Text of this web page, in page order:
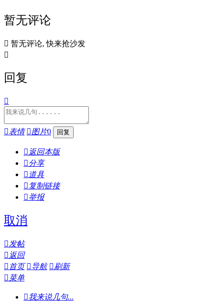
暂无评论
 暂无评论, 快来抢沙发

回复

表情 图片0
 返回本版
分享
 道具
 复制链接
举报
取消
发帖
 返回
 首页 导航 刷新
菜单
我来说几句...